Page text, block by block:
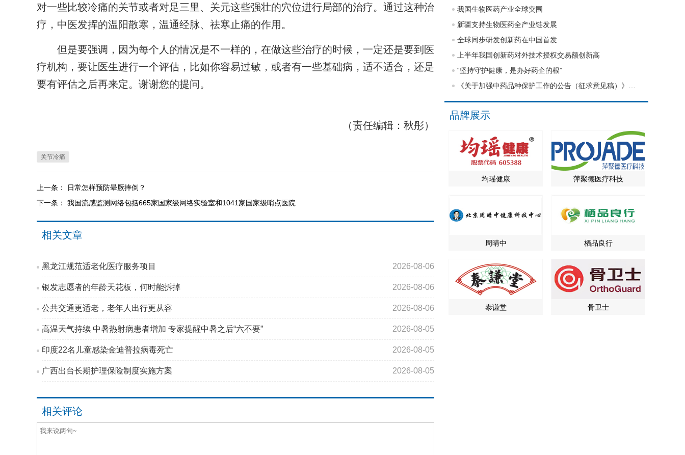
对一些比较冷痛的关节或者对足三里、关元这些强壮的穴位进行局部的治疗。通过这种治
疗，中医发挥的温阳散寒，温通经脉、祛寒止痛的作用。
但是要强调，因为每个人的情况是不一样的，在做这些治疗的时候，一定还是要到医
疗机构，要让医生进行一个评估，比如你容易过敏，或者有一些基础病，适不适合，还是
要有评估之后再来定。谢谢您的提问。
（责任编辑：秋彤）
关节冷痛
上一条：
日常怎样预防晕厥摔倒？
下一条： 我国流感监测网络包括665家国家级网络实验室和1041家国家级哨点医院
相关文章
黑龙江规范适老化医疗服务项目 2026-08-06
银发志愿者的年龄天花板，何时能拆掉 2026-08-06
公共交通更适老，老年人出行更从容 2026-08-06
高温天气持续 中暑热射病患者增加 专家提醒中暑之后“六不要” 2026-08-05
印度22名儿童感染金迪普拉病毒死亡 2026-08-05
广西出台长期护理保险制度实施方案 2026-08-05
相关评论
我国生物医药产业全球突围
新疆支持生物医药全产业链发展
全球同步研发创新药在中国首发
上半年我国创新药对外技术授权交易额创新高
“坚持守护健康，是办好药企的根”
品牌展示
均瑶健康 萍聚德医疗科技
周晴中 栖品良行
泰谦堂 骨卫士